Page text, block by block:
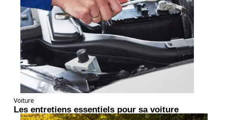
Voiture
Les entretiens essentiels pour sa voiture